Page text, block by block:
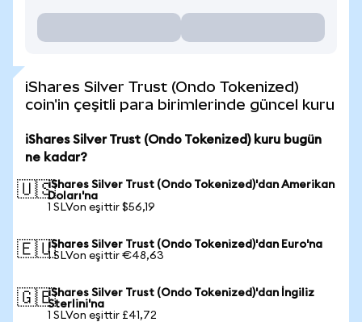
iShares Silver Trust (Ondo Tokenized)
coin'in çeşitli para birimlerinde güncel kuru
iShares Silver Trust (Ondo Tokenized) kuru bugün
ne kadar?
🇺🇸iShares Silver Trust (Ondo Tokenized)'dan Amerikan
Doları'na
1 SLVon eşittir $56,19
🇪🇺iShares Silver Trust (Ondo Tokenized)'dan Euro'na
1 SLVon eşittir €48,63
🇬🇧iShares Silver Trust (Ondo Tokenized)'dan İngiliz
Sterlini'na
1 SLVon eşittir £41,72